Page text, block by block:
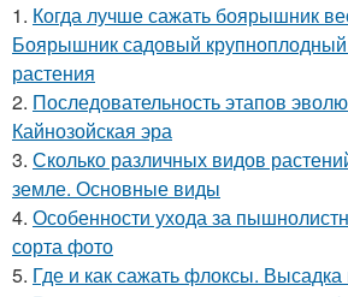
1. Когда лучше сажать боярышник
Боярышник садовый
растения
2. Последовательность этапов
Кайнозойская эра
3. Сколько различных видов
земле. Основные виды
4. Особенности ухода за
сорта фото
5. Где и как сажать флоксы. Высадка